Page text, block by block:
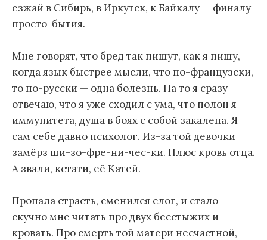
езжай в Сибирь, в Иркутск, к Байкалу — финалу
просто-бытия.
Мне говорят, что бред так пишут, как я пишу,
когда язык быстрее мысли, что по-французски,
то по-русски — одна болезнь. На то я сразу
отвечаю, что я уже сходил с ума, что полон я
иммунитета, душа в боях с собой закалена. Я
сам себе давно психолог. Из-за той девочки
замёрз ши-зо-фре-ни-чес-ки. Плюс кровь отца.
А звали, кстати, её Катей.
Пропала страсть, сменился слог, и стало
скучно мне читать про двух бесстыжих и
кровать. Про смерть той матери несчастной,